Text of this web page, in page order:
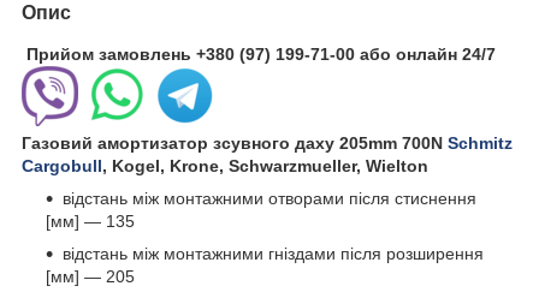
Опис
Прийом замовлень +380 (97) 199-71-00 або онлайн 24/7
Газовий амортизатор зсувного даху 205mm 700N Schmitz
Cargobull, Kogel, Krone, Schwarzmueller, Wielton
відстань між монтажними отворами після стиснення
[мм] — 135
відстань між монтажними гніздами після розширення
[мм] — 205